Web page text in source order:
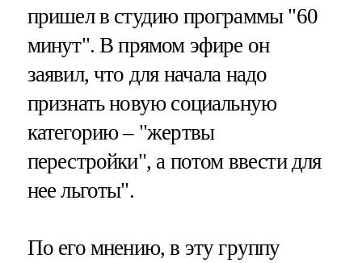
пришел в студию программы "60
минут". В прямом эфире он
заявил, что для начала надо
признать новую социальную
категорию – "жертвы
перестройки", а потом ввести для
нее льготы".
По его мнению, в эту группу